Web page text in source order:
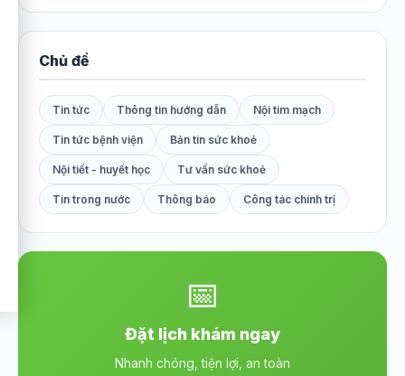
Chủ đề
Tin tức Thông tin hướng dẫn Nội tim mạch
Tin tức bệnh viện Bản tin sức khoẻ
Nội tiết - huyết học Tư vấn sức khoẻ
Tin trong nước Thông báo Công tác chính trị
📅
Đặt lịch khám ngay
Nhanh chóng, tiện lợi, an toàn